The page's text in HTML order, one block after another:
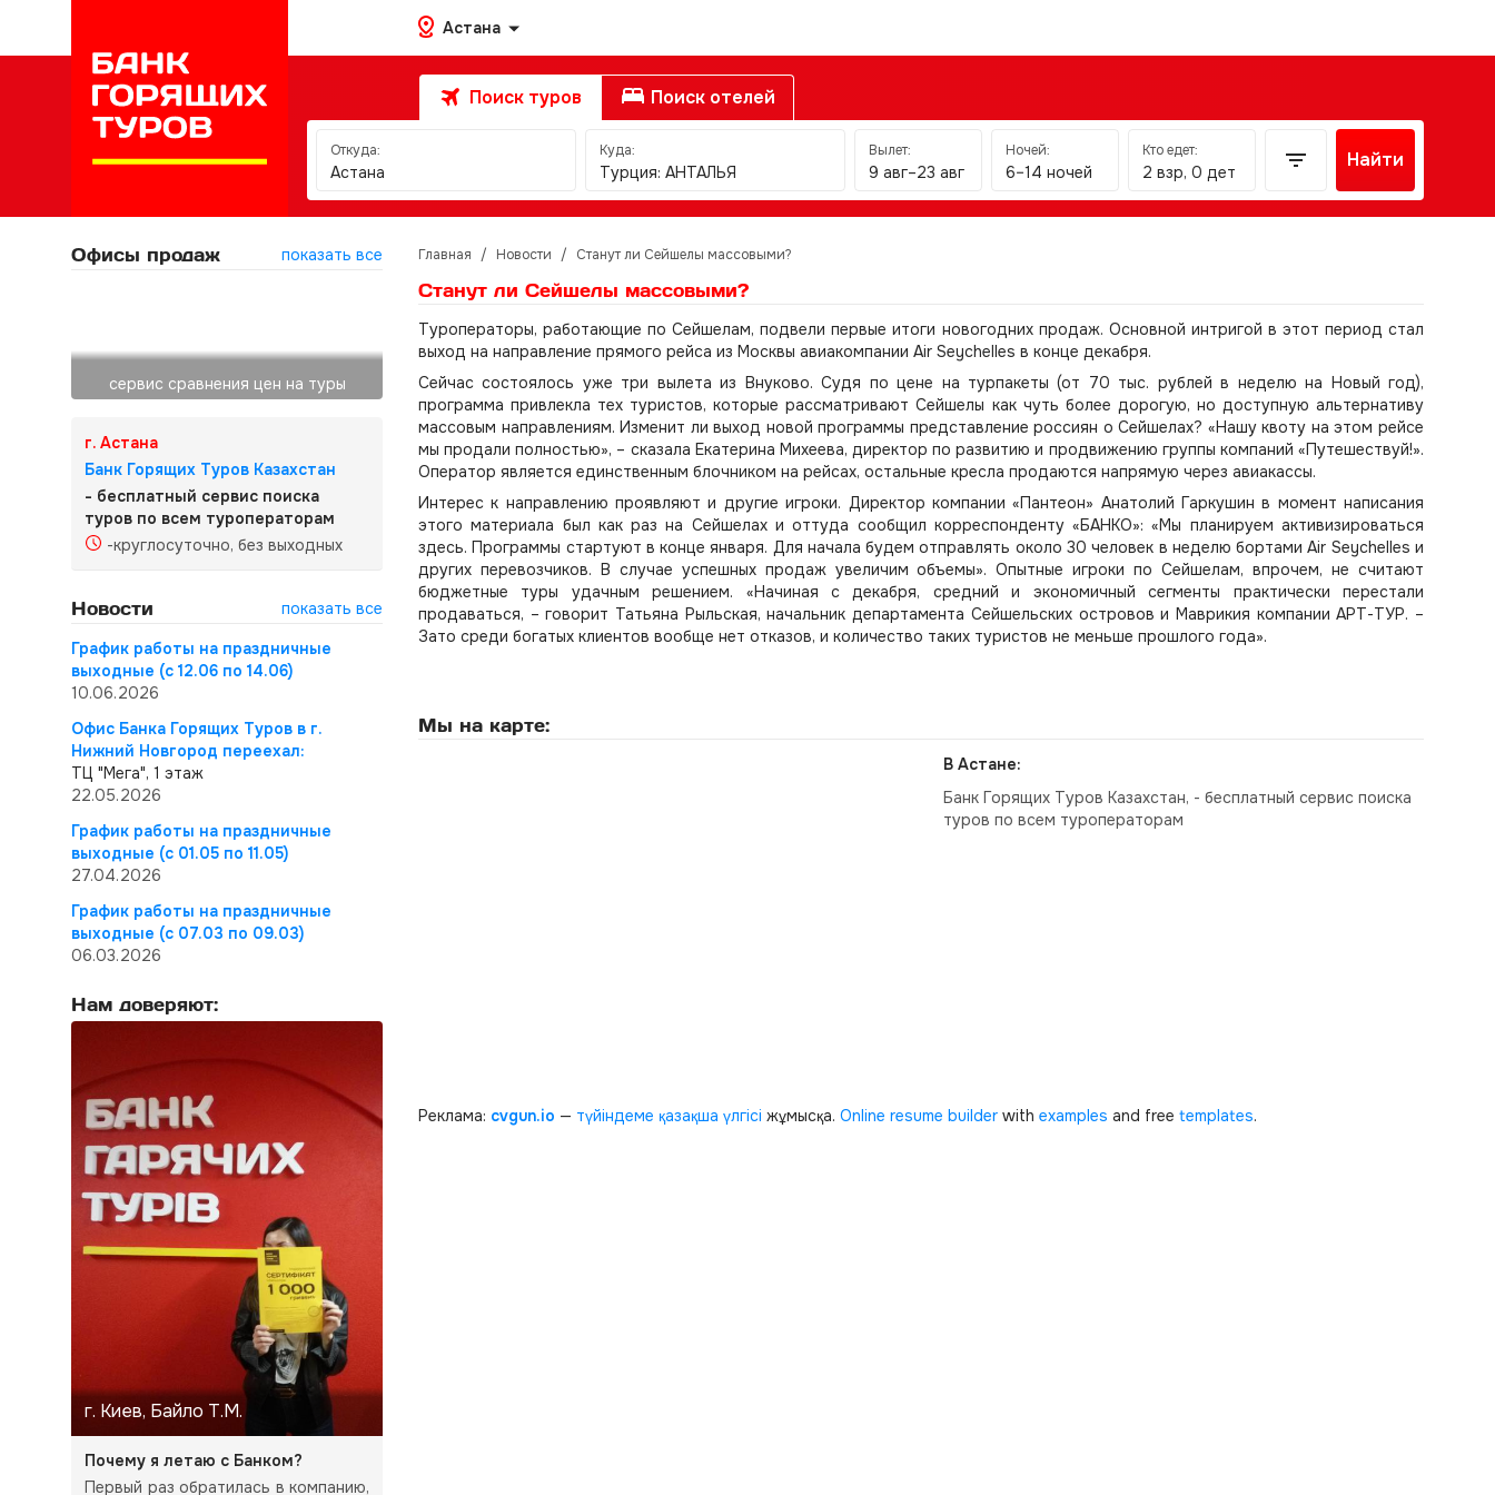
Астана
Поиск туров Поиск отелей
Откуда:
Астана
Куда:
Турция: АНТАЛЬЯ
Вылет:
9 авг–23 авг
Ночей:
6–14 ночей
Кто едет:
2 взр, 0 дет
Найти
Офисы продаж показать все
сервис сравнения цен на туры
г. Астана
Банк Горящих Туров Казахстан
- бесплатный сервис поиска
туров по всем туроператорам
-круглосуточно, без выходных
Новости
показать все
График работы на праздничные
выходные (с 12.06 по 14.06)
10.06.2026
Офис Банка Горящих Туров в г.
Нижний Новгород переехал:
ТЦ "Мега", 1 этаж
22.05.2026
График работы на праздничные
выходные (с 01.05 по 11.05)
27.04.2026
График работы на праздничные
выходные (с 07.03 по 09.03)
06.03.2026
Нам доверяют:
г. Киев, Байло Т.М.
Почему я летаю с Банком?
Первый раз обратилась в компанию,
Главная / Новости / Станут ли Сейшелы массовыми?
Станут ли Сейшелы массовыми?
Туроператоры, работающие по Сейшелам, подвели первые итоги новогодних продаж. Основной интригой в этот период стал
выход на направление прямого рейса из Москвы авиакомпании Air Seychelles в конце декабря.
Сейчас состоялось уже три вылета из Внуково. Судя по цене на турпакеты (от 70 тыс. рублей в неделю на Новый год),
программа привлекла тех туристов, которые рассматривают Сейшелы как чуть более дорогую, но доступную альтернативу
массовым направлениям. Изменит ли выход новой программы представление россиян о Сейшелах? «Нашу квоту на этом рейсе
мы продали полностью», – сказала Екатерина Михеева, директор по развитию и продвижению группы компаний «Путешествуй!».
Оператор является единственным блочником на рейсах, остальные кресла продаются напрямую через авиакассы.
Интерес к направлению проявляют и другие игроки. Директор компании «Пантеон» Анатолий Гаркушин в момент написания
этого материала был как раз на Сейшелах и оттуда сообщил корреспонденту «БАНКО»: «Мы планируем активизироваться
здесь. Программы стартуют в конце января. Для начала будем отправлять около 30 человек в неделю бортами Air Seychelles и
других перевозчиков. В случае успешных продаж увеличим объемы». Опытные игроки по Сейшелам, впрочем, не считают
бюджетные туры удачным решением. «Начиная с декабря, средний и экономичный сегменты практически перестали
продаваться, – говорит Татьяна Рыльская, начальник департамента Сейшельских островов и Маврикия компании АРТ-ТУР. –
Зато среди богатых клиентов вообще нет отказов, и количество таких туристов не меньше прошлого года».
Мы на карте:
В Астане:
Банк Горящих Туров Казахстан, - бесплатный сервис поиска
туров по всем туроператорам
Реклама: cvgun.io — түйіндеме қазақша үлгісі жұмысқа. Online resume builder with examples and free templates.